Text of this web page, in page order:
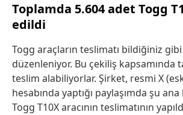
Toplamda 5.604 adet Togg
edildi
Togg araçların teslimatı bildiğiniz
düzenleniyor. Bu çekiliş kapsamında
teslim alabiliyorlar. Şirket, resmi X
hesabında yaptığı paylaşımda şu
Togg T10X aracının teslimatının